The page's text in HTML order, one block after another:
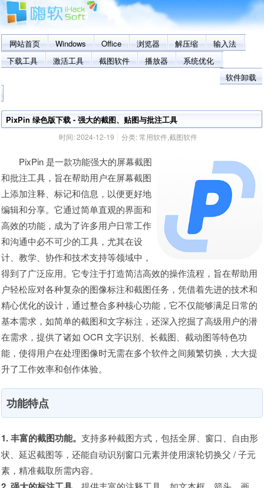
网站首页 Windows Office 浏览器 解压缩
输入法
下载工具
激活工具 截图软件 播放器
系统优化
软件卸载
PixPin 绿色版下载 - 强大的截图、贴图与批注工具
时间:2024-12-19 分类:常用软件,截图软件
PixPin 是一款功能强大的屏幕截图
和批注工具，旨在帮助用户在屏幕截图
上添加注释、标记和信息，以便更好地
编辑和分享。它通过简单直观的界面和
高效的功能，成为了许多用户日常工作
和沟通中必不可少的工具，尤其在设
计、教学、协作和技术支持等领域中，
得到了广泛应用。它专注于打造简洁高效的操作流程，旨在帮助用
户轻松应对各种复杂的图像标注和截图任务，凭借着先进的技术和
精心优化的设计，通过整合多种核心功能，它不仅能够满足日常的
基本需求，如简单的截图和文字标注，还深入挖掘了高级用户的潜
在需求，提供了诸如 OCR 文字识别、长截图、截动图等特色功
能，使得用户在处理图像时无需在多个软件之间频繁切换，大大提
升了工作效率和创作体验。
功能特点
1. 丰富的截图功能。 支持多种截图方式，包括全屏、窗口、自由形
状、延迟截图等，还能自动识别窗口元素并使用滚轮切换父 / 子元
素，精准截取所需内容。